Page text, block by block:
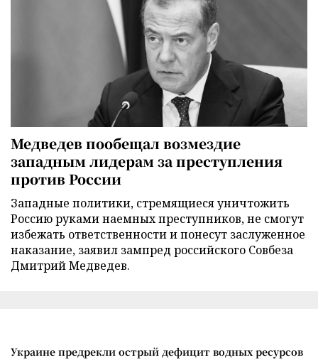
Медведев пообещал возмездие
западным лидерам за преступления
против России
Западные политики, стремящиеся уничтожить
Россию руками наемных преступников, не смогут
избежать ответственности и понесут заслуженное
наказание, заявил зампред российского Совбеза
Дмитрий Медведев.
Украине предрекли острый дефицит водных ресурсов